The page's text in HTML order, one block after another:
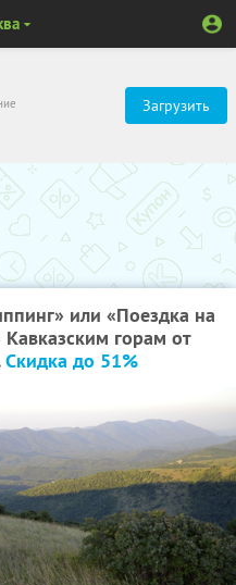
Загрузить
или «Поездка на
горам от
Скидка до 51%